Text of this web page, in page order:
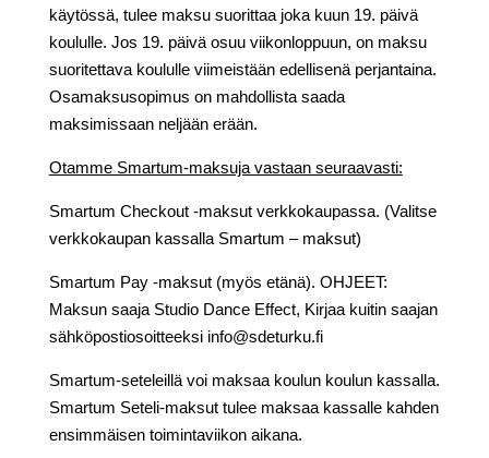
käytössä, tulee maksu suorittaa joka kuun 19. päivä
koululle. Jos 19. päivä osuu viikonloppuun, on maksu
suoritettava koululle viimeistään edellisenä perjantaina.
Osamaksusopimus on mahdollista saada
maksimissaan neljään erään.
Otamme Smartum-maksuja vastaan seuraavasti:
Smartum Checkout -maksut verkkokaupassa. (Valitse
verkkokaupan kassalla Smartum – maksut)
Smartum Pay -maksut (myös etänä). OHJEET:
Maksun saaja Studio Dance Effect, Kirjaa kuitin saajan
sähköpostiosoitteeksi info@sdeturku.fi
Smartum-seteleillä voi maksaa koulun koulun kassalla.
Smartum Seteli-maksut tulee maksaa kassalle kahden
ensimmäisen toimintaviikon aikana.